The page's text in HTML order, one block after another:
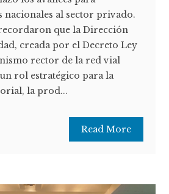
nacionales al sector privado.
que la Dirección
creada por el Decreto Ley
rector de la red vial
rol estratégico para la
la prod...
Read More